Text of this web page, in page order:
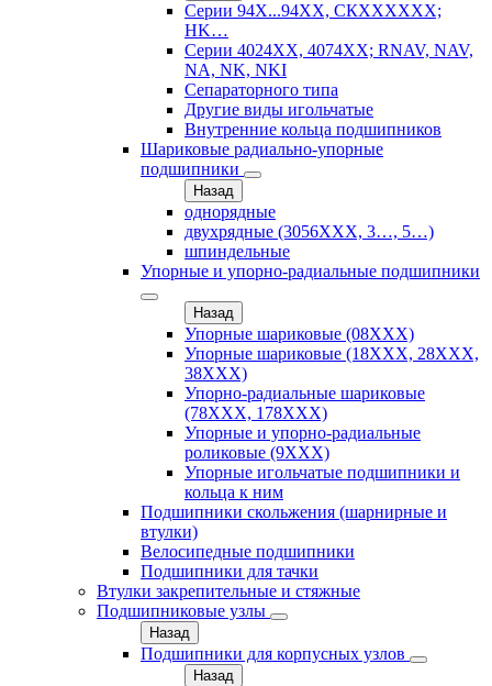
Серии 94Х...94ХХ, СКХХХХХХ;
HK…
Серии 4024ХХ, 4074ХХ; RNAV, NAV,
NA, NK, NKI
Сепараторного типа
Другие виды игольчатые
Внутренние кольца подшипников
Шариковые радиально-упорные
подшипники
Назад
однорядные
двухрядные (3056ХХХ, 3…, 5…)
шпиндельные
Упорные и упорно-радиальные подшипники
Назад
Упорные шариковые (08XXX)
Упорные шариковые (18XXX, 28XXХ,
38ХХХ)
Упорно-радиальные шариковые
(78XXX, 178ХХХ)
Упорные и упорно-радиальные
роликовые (9ХХХ)
Упорные игольчатые подшипники и
кольца к ним
Подшипники скольжения (шарнирные и
втулки)
Велосипедные подшипники
Подшипники для тачки
Втулки закрепительные и стяжные
Подшипниковые узлы
Назад
Подшипники для корпусных узлов
Назад